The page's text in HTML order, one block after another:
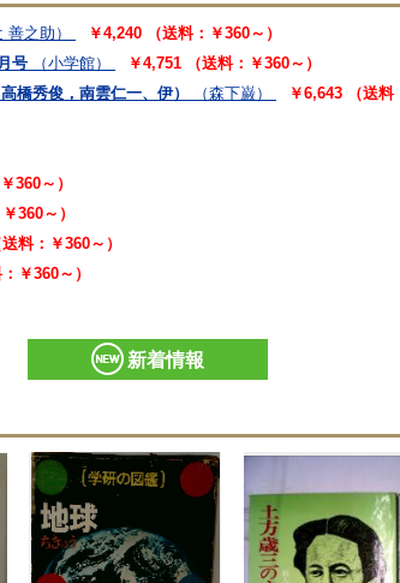
善之助）
￥4,240 （送料：￥360～）
号
（小学館）
￥4,751 （送料：￥360～）
橋秀俊，南雲仁一、伊）
（森下巌）
￥6,643 （送料
360～）
360～）
料：￥360～）
￥360～）
新着情報